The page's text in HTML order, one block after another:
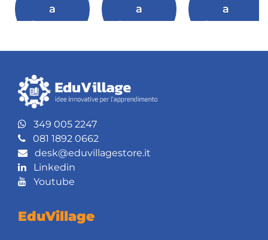
a
leggere
a
leggere
a
leggere
349 005 2247
081 1892 0662
desk@eduvillagestore.it
Linkedin
Youtube
EduVillage